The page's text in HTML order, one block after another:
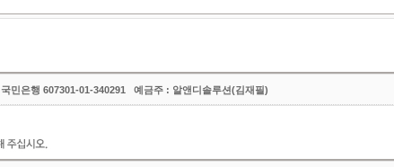
국민은행 607301-01-340291 예금주 : 알앤디솔루션(김재필)